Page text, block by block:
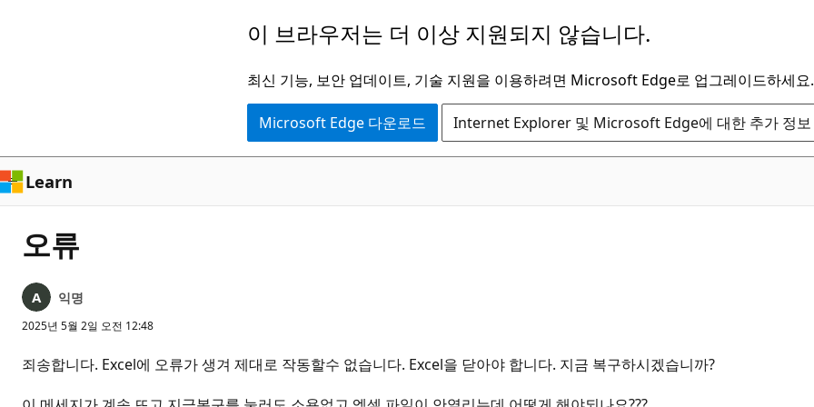
로
건
너
기
이 브라우저는 더 이상 지원되지 않습니다.
최신 기능, 보안 업데이트, 기술 지원을 이용하려면 Microsoft Edge로 업그레이드하세요.
Microsoft Edge 다운로드 Internet Explorer 및 Microsoft Edge에 대한 추가 정보
Learn
오류
익명
2025년 5월 2일 오전 12:48
죄송합니다. Excel에 오류가 생겨 제대로 작동할수 없습니다. Excel을 닫아야 합니다. 지금 복구하시겠습니까?